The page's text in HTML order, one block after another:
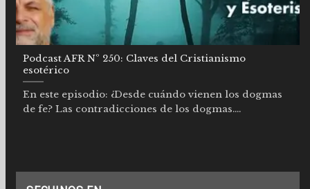
Podcast AFR Nº 250: Claves del Cristianismo
esotérico
En este episodio: ¿Desde cuándo vienen los dogmas
de fe? Las contradicciones de los dogmas....